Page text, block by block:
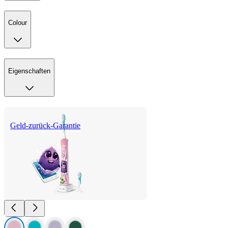
Colour
Eigenschaften
Geld-zurück-Garantie